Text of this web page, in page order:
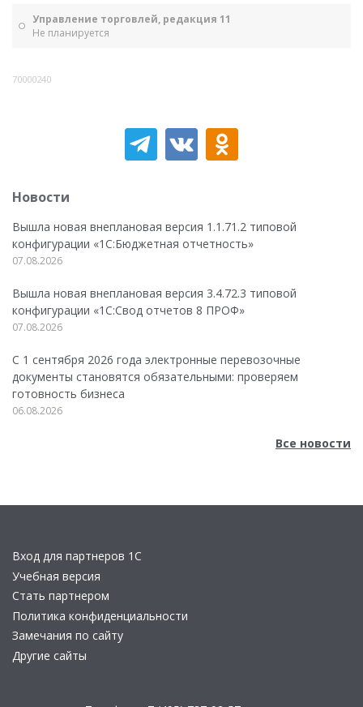
Управление торговлей, редакция 11
Не планируется
70000240
Новости
Вышла новая внеплановая версия 1.1.71.2 типовой
конфигурации «1C:Бюджетная отчетность»
07.08.2026
Вышла новая внеплановая версия 3.4.72.3 типовой
конфигурации «1C:Свод отчетов 8 ПРОФ»
07.08.2026
С 1 сентября 2026 года электронные перевозочные
документы становятся обязательными: проверяем
готовность бизнеса
06.08.2026
Все новости
Вход для партнеров 1С
Учебная версия
Стать партнером
Политика конфиденциальности
Замечания по сайту
Другие сайты